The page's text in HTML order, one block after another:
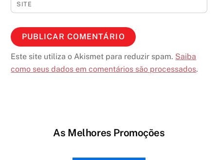
SITE
Este site utiliza o Akismet para reduzir spam. Saiba
como seus dados em comentários são processados.
As Melhores Promoções